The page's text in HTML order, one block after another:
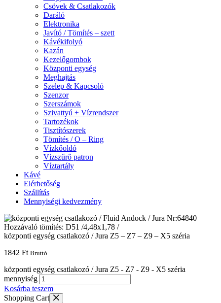
Csövek & Csatlakozók
Daráló
Elektronika
Javító / Tömítés – szett
Kávékifolyó
Kazán
Kezelőgombok
Központi egység
Meghajtás
Szelep & Kapcsoló
Szenzor
Szerszámok
Szivattyú + Vízrendszer
Tartozékok
Tisztítószerek
Tömítés / O – Ring
Vízkőoldó
Vízszűrő patron
Víztartály
Kávé
Elérhetőség
Szállítás
Mennyiségi kedvezmény
központi egység csatlakozó / Jura Z5 – Z7 – Z9 – X5 széria
1842 Ft Bruttó
központi egység csatlakozó / Jura Z5 - Z7 - Z9 - X5 széria
mennyiség
Kosárba teszem
Shopping Cart